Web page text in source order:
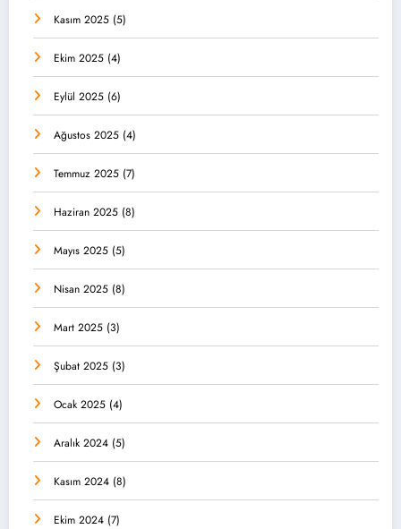
Kasım 2025 (5)
Ekim 2025 (4)
Eylül 2025 (6)
Ağustos 2025 (4)
Temmuz 2025 (7)
Haziran 2025 (8)
Mayıs 2025 (5)
Nisan 2025 (8)
Mart 2025 (3)
Şubat 2025 (3)
Ocak 2025 (4)
Aralık 2024 (5)
Kasım 2024 (8)
Ekim 2024 (7)